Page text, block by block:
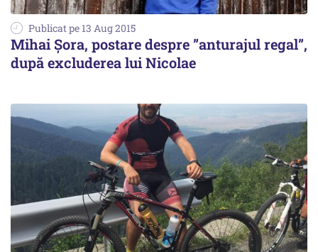
Publicat pe 13 Aug 2015
Mihai Șora, postare despre ”anturajul regal”,
după excluderea lui Nicolae